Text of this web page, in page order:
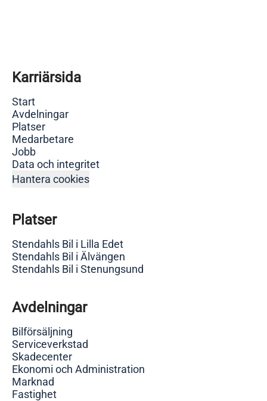
Karriärsida
Start
Avdelningar
Platser
Medarbetare
Jobb
Data och integritet
Hantera cookies
Platser
Stendahls Bil i Lilla Edet
Stendahls Bil i Älvängen
Stendahls Bil i Stenungsund
Avdelningar
Bilförsäljning
Serviceverkstad
Skadecenter
Ekonomi och Administration
Marknad
Fastighet